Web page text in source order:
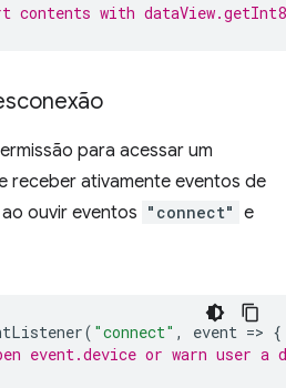
contents with
para acessar um
receber ativamente eventos de
ouvir eventos "connect" e
( "connect" , event => {
event.device or warn user